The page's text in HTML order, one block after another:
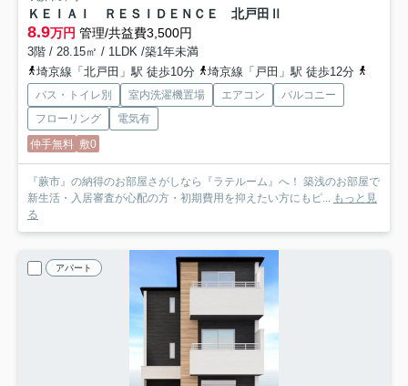
ＫＥＩＡＩ ＲＥＳＩＤＥＮＣＥ 北戸田Ⅱ
8.9万円 管理/共益費3,500円
3階 / 28.15㎡ / 1LDK /築1年未満
埼京線「北戸田」駅 徒歩10分
埼京線「戸田」駅 徒歩12分
バス・トイレ別 室内洗濯機置場 エアコン
バルコニー
フローリング
電気有
仲手無料 敷0
『蕨市』の納得のお部屋さがしなら『ラテルーム』へ！ 築浅のお部屋で
新生活・入居審査が心配の方・初期費用を抑えたい方にもピ... もっと見
る
アパート